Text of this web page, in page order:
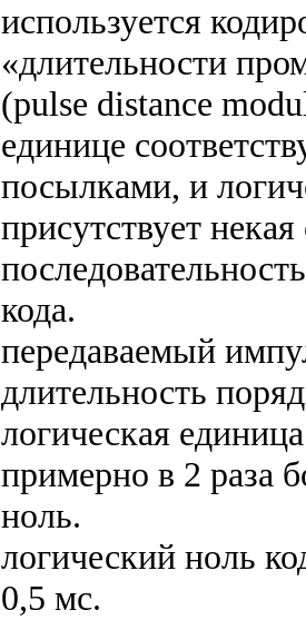
используется
«длительности
(pulse distance
единице
посылками, и
присутствует некая
кода.
передаваемый
длительность
логическая
примерно в 2 раза
ноль.
логический ноль
0,5 мс.